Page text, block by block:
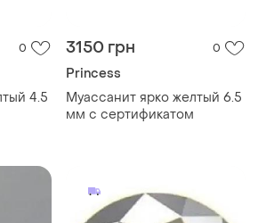
0 3150 грн 0
Princess
Муассанит ярко желтый 6.5
мм с сертификатом